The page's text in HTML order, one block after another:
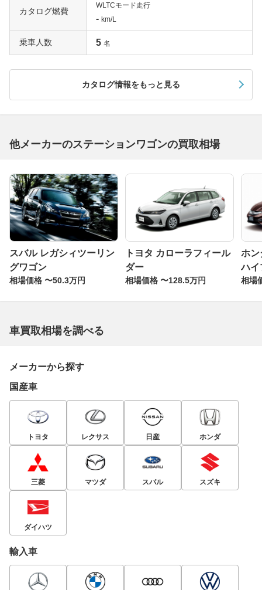
カタログ燃費
WLTCモード走行
- km/L
乗車人数 5 名
カタログ情報をもっと見る
他メーカーのステーションワゴンの買取相場
スバル レガシィツーリン
グワゴン
相場価格 〜50.3万円
トヨタ カローラフィール
ダー
相場価格 〜128.5万円
ホン
ハイ
相場
車買取相場を調べる
メーカーから探す
国産車
トヨタ レクサス 日産 ホンダ
三菱 マツダ スバル スズキ
ダイハツ
輸入車